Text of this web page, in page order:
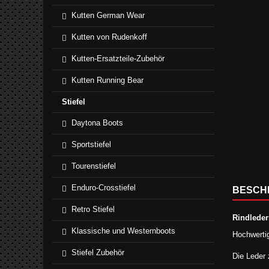
Kutten German Wear
Kutten von Rudenkoff
Kutten-Ersatzteile-Zubehör
Kutten Running Bear
Stiefel
Daytona Boots
Sportstiefel
Tourenstiefel
Enduro-Crosstiefel
Retro Stiefel
Klassische und Westernboots
Stiefel Zubehör Die